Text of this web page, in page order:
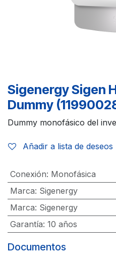
Sigenergy Sigen
Dummy
Dummy monofásico del
Añadir a lista de deseos
Conexión: Monofásica
Marca: Sigenergy
Marca: Sigenergy
Garantía: 10 años
Documentos